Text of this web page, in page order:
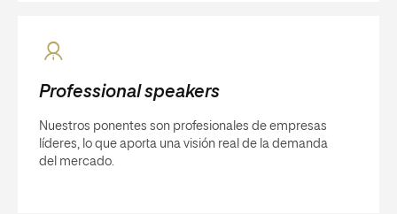
Professional speakers
Nuestros ponentes son profesionales de empresas
líderes, lo que aporta una visión real de la demanda
del mercado.